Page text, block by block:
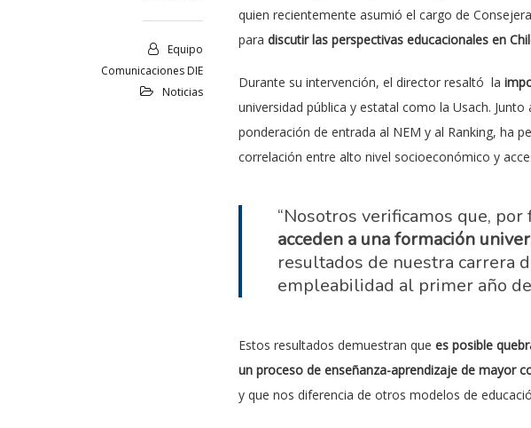
Equipo
Comunicaciones DIE
Noticias
quien recientemente asumió el cargo de
para discutir las perspectivas educacionales en
Durante su intervención, el director resaltó la
universidad pública y estatal como la Usach.
ponderación de entrada al NEM y al Ranking, ha
correlación entre alto nivel socioeconómico y
“Nosotros verificamos que,
acceden a una formación
resultados de nuestra carrera
empleabilidad al primer año de
Estos resultados demuestran que es posible
un proceso de enseñanza-aprendizaje de mayor
y que nos diferencia de otros modelos de